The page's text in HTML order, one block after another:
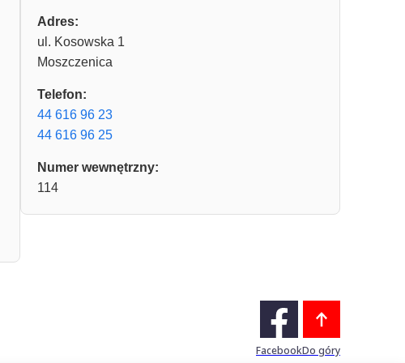
Adres:
ul. Kosowska 1
Moszczenica
Telefon:
44 616 96 23
44 616 96 25
Numer wewnętrzny:
114
FacebookDo góry